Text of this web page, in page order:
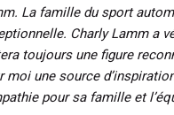
La famille du sport
Charly Lamm a
toujours une figure
moi une source
pour sa famille et